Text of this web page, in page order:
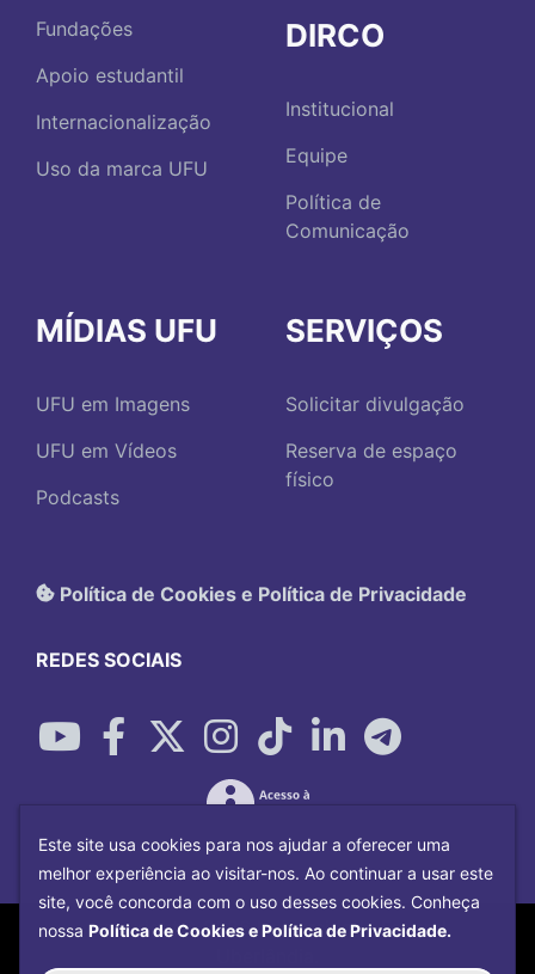
Fundações
Apoio estudantil
Internacionalização
Uso da marca UFU
DIRCO
Institucional
Equipe
Política de
Comunicação
MÍDIAS UFU
UFU em Imagens
UFU em Vídeos
Podcasts
SERVIÇOS
Solicitar divulgação
Reserva de espaço
físico
Política de Cookies e Política de Privacidade
REDES SOCIAIS
Copyright©2026Universidade Federal
Este site usa cookies para nos ajudar a oferecer uma
melhor experiência ao visitar-nos. Ao continuar a usar este
site, você concorda com o uso desses cookies. Conheça
nossa Política de Cookies e Política de Privacidade.